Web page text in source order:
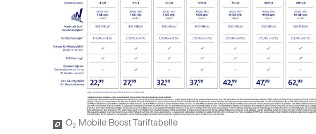
O2 Mobile Boost Tariftabelle